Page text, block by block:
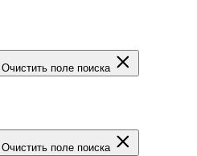
Очистить поле поиска
Очистить поле поиска